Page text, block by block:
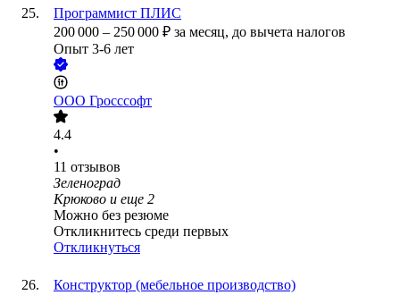
Программист ПЛИС
200 000 – 250 000 ₽ за месяц, до вычета налогов
Опыт 3-6 лет
ООО Гросссофт
4.4
•
11 отзывов
Зеленоград
Крюково и еще 2
Можно без резюме
Откликнитесь среди первых
Откликнуться
Конструктор (мебельное производство)